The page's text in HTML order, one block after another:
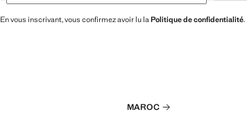
En vous inscrivant, vous confirmez avoir lu la Politique de confidentialité.
MAROC